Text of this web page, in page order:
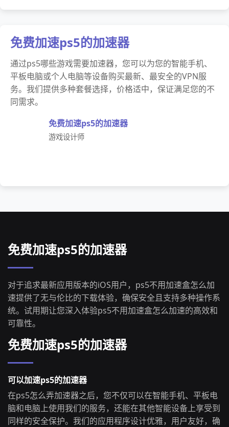
免费加速ps5的加速器
通过ps5哪些游戏需要加速器，您可以为您的智能手机、
平板电脑或个人电脑等设备购买最新、最安全的VPN服
务。我们提供多种套餐选择，价格适中，保证满足您的不
同需求。
免费加速ps5的加速器
游戏设计师
免费加速ps5的加速器
对于追求最新应用版本的iOS用户，ps5不用加速盒怎么加
速提供了无与伦比的下载体验，确保安全且支持多种操作系
统。试用期让您深入体验ps5不用加速盒怎么加速的高效和
可靠性。
免费加速ps5的加速器
可以加速ps5的加速器
在ps5怎么弄加速器之后，您不仅可以在智能手机、平板电
脑和电脑上使用我们的服务，还能在其他智能设备上享受到
同样的安全保护。我们的应用程序设计优雅，用户友好，确